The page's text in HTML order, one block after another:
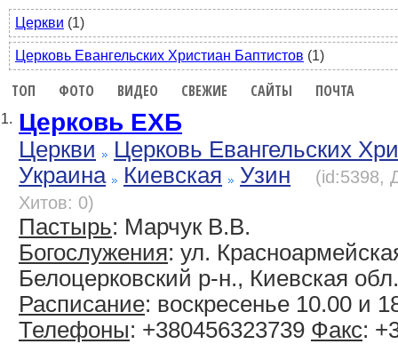
Церкви (1)
Церковь Евангельских Христиан Баптистов (1)
ТОП ФОТО ВИДЕО СВЕЖИЕ САЙТЫ ПОЧТА
1. Церковь ЕХБ
Церкви
Церковь Евангельских
Украина
Киевская Узин
(id:5398,
Хитов: 0)
Пастырь: Марчук В.В.
Богослужения: ул.
Белоцерковский р-н., Киевская
Расписание: воскресенье 10.00 и
Телефоны: +380456323739 Факс: